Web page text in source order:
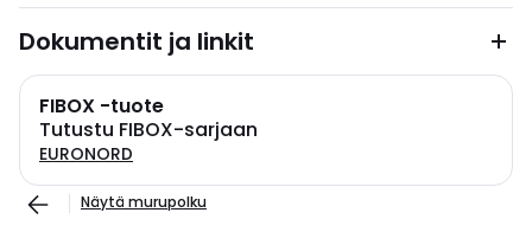
Dokumentit ja linkit
FIBOX -tuote
Tutustu FIBOX-sarjaan
EURONORD
Näytä murupolku